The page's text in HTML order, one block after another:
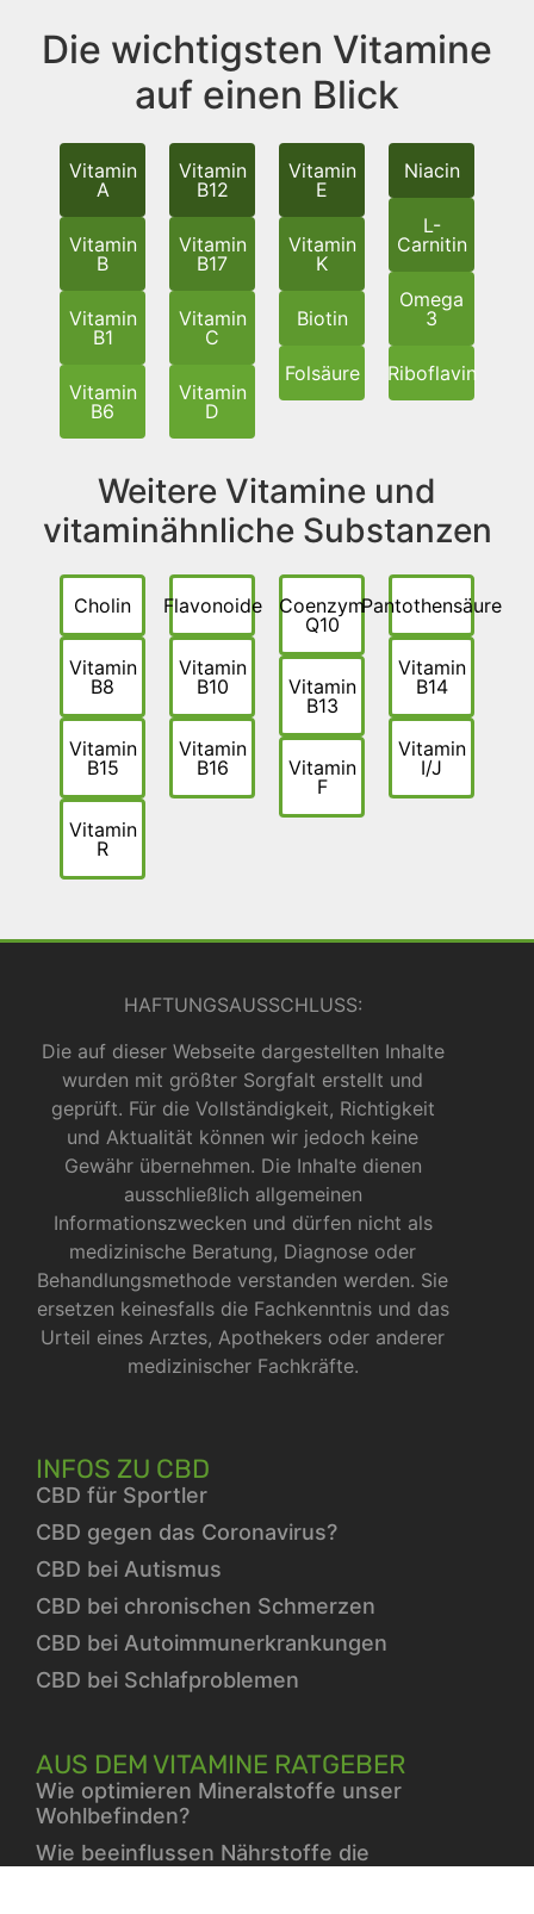
Die wichtigsten Vitamine
auf einen Blick
Vitamin
A
Vitamin
B
Vitamin
B1
Vitamin
B6
Vitamin
B12
Vitamin
B17
Vitamin
C
Vitamin
D
Vitamin
E
Vitamin
K
Biotin
Folsäure
Niacin
L-
Carnitin
Omega
3
Riboflavin
Weitere Vitamine und
vitaminähnliche Substanzen
Cholin
Vitamin
B8
Vitamin
B15
Vitamin
R
Flavonoide
Vitamin
B10
Vitamin
B16
Coenzym
Q10
Vitamin
B13
Vitamin
F
Pantothensäure
Vitamin
B14
Vitamin
I/J
HAFTUNGSAUSSCHLUSS:
Die auf dieser Webseite dargestellten Inhalte
wurden mit größter Sorgfalt erstellt und
geprüft. Für die Vollständigkeit, Richtigkeit
und Aktualität können wir jedoch keine
Gewähr übernehmen. Die Inhalte dienen
ausschließlich allgemeinen
Informationszwecken und dürfen nicht als
medizinische Beratung, Diagnose oder
Behandlungsmethode verstanden werden. Sie
ersetzen keinesfalls die Fachkenntnis und das
Urteil eines Arztes, Apothekers oder anderer
medizinischer Fachkräfte.
INFOS ZU CBD
CBD für Sportler
CBD gegen das Coronavirus?
CBD bei Autismus
CBD bei chronischen Schmerzen
CBD bei Autoimmunerkrankungen
CBD bei Schlafproblemen
AUS DEM VITAMINE RATGEBER
Wie optimieren Mineralstoffe unser
Wohlbefinden?
Wie beeinflussen Nährstoffe die